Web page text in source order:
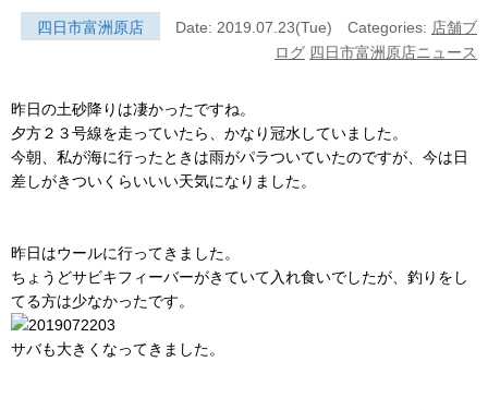
四日市富洲原店 Date: 2019.07.23(Tue) Categories: 店舗ブ
ログ 四日市富洲原店ニュース
昨日の土砂降りは凄かったですね。
夕方２３号線を走っていたら、かなり冠水していました。
今朝、私が海に行ったときは雨がパラついていたのですが、今は日
差しがきついくらいいい天気になりました。
昨日はウールに行ってきました。
ちょうどサビキフィーバーがきていて入れ食いでしたが、釣りをし
てる方は少なかったです。
サバも大きくなってきました。